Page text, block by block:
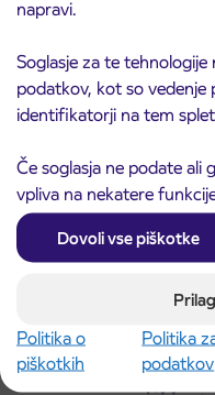
napravi.
Soglasje za te
podatkov, kot so vedenje
identifikatorji na tem
Če soglasja ne podate ali
vpliva na nekatere
Dovoli vse piškotke
Politika o
piškotkih
Politika
podatkov
Kranj
Obvestilo o popolni